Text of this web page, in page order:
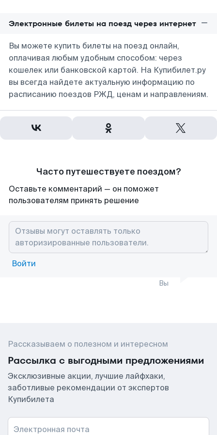
Электронные билеты на поезд через интернет
Вы можете купить билеты на поезд онлайн,
оплачивая любым удобным способом: через
кошелек или банковской картой. На Купибилет.ру
вы всегда найдете актуальную информацию по
расписанию поездов РЖД, ценам и направлениям.
Часто путешествуете поездом?
Оставьте комментарий — он поможет
пользователям принять решение
Войти
Вы
Рассказываем о полезном и интересном
Рассылка с выгодными предложениями
Эксклюзивные акции, лучшие лайфхаки,
заботливые рекомендации от экспертов
Купибилета
Электронная почта